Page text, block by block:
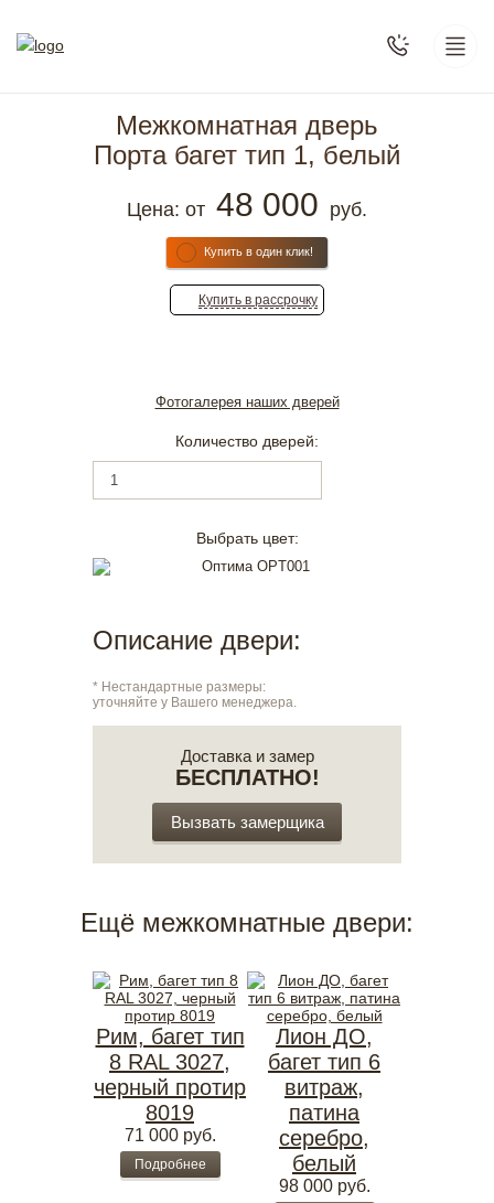
Межкомнатная дверь
Порта багет тип 1, белый
Фотогалерея наших дверей
Цена: от 48 000 руб.
Купить в один клик!
Купить в рассрочку
Количество дверей:
Выбрать цвет:
Описание двери:
* Нестандартные размеры:
уточняйте у Вашего менеджера.
Доставка и замер
БЕСПЛАТНО!
Вызвать замерщика
Ещё межкомнатные двери:
Рим, багет тип
8 RAL 3027,
черный протир
8019
71 000 руб.
Подробнее
Лион ДО,
багет тип 6
витраж,
патина
серебро,
белый
98 000 руб.